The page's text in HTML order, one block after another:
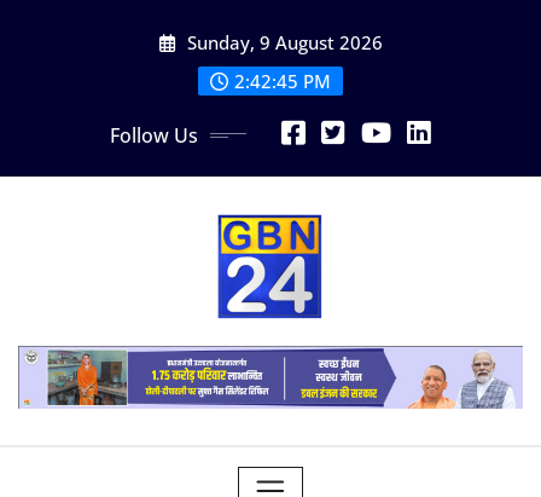
Sunday, 9 August 2026
2:42:46 PM
Follow Us